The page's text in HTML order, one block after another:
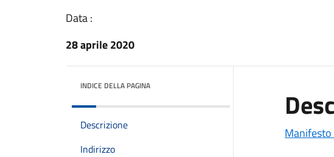
Data :
28 aprile 2020
INDICE DELLA PAGINA
Descrizione
Indirizzo